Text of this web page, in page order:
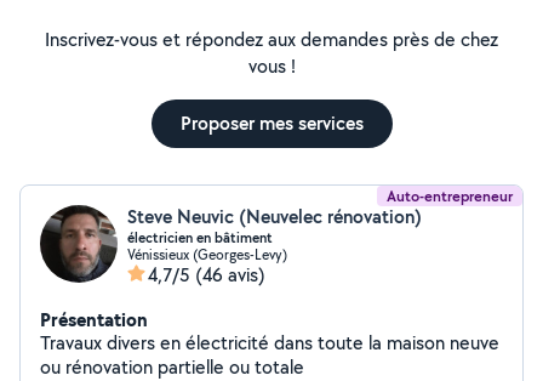
Inscrivez-vous et répondez aux demandes près de chez
vous !
Proposer mes services
Auto-entrepreneur
Steve Neuvic (Neuvelec rénovation)
électricien en bâtiment
Vénissieux (Georges-Levy)
4,7/5 (46 avis)
Présentation
Travaux divers en électricité dans toute la maison neuve
ou rénovation partielle ou totale